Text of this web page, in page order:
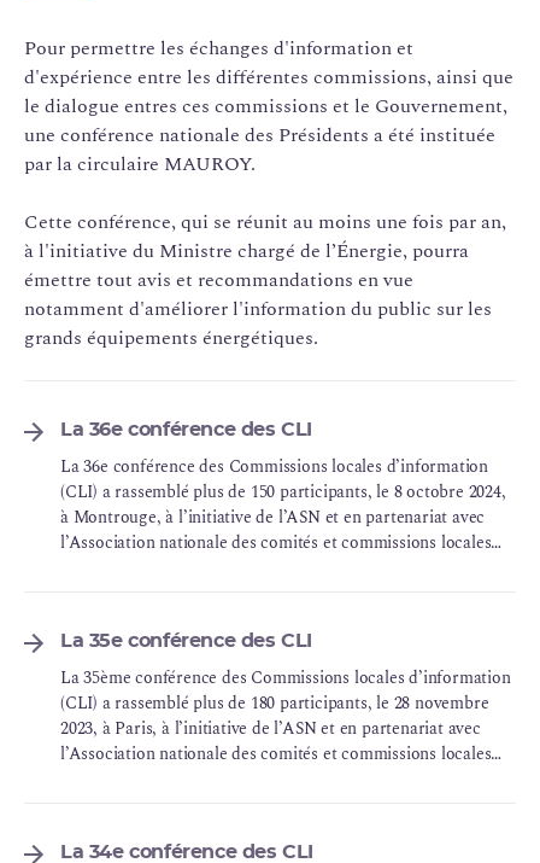
Pour permettre les échanges d'information et
d'expérience entre les différentes commissions, ainsi que
le dialogue entres ces commissions et le Gouvernement,
une conférence nationale des Présidents a été instituée
par la circulaire MAUROY.
Cette conférence, qui se réunit au moins une fois par an,
à l'initiative du Ministre chargé de l’Énergie, pourra
émettre tout avis et recommandations en vue
notamment d'améliorer l'information du public sur les
grands équipements énergétiques.
La 36e conférence des CLI
La 36e conférence des Commissions locales d’information
(CLI) a rassemblé plus de 150 participants, le 8 octobre 2024,
à Montrouge, à l’initiative de l’ASN et en partenariat avec
l’Association nationale des comités et commissions locales
La 35e conférence des CLI
La 35ème conférence des Commissions locales d’information
(CLI) a rassemblé plus de 180 participants, le 28 novembre
2023, à Paris, à l’initiative de l’ASN et en partenariat avec
l’Association nationale des comités et commissions locales
La 34e conférence des CLI